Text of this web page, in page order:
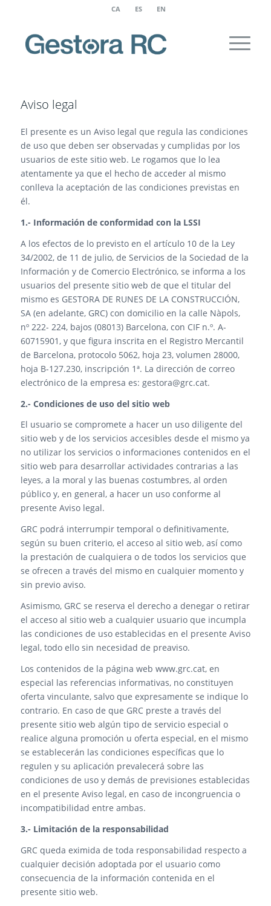
CA ES EN
Aviso legal
El presente es un Aviso legal que regula las condiciones
de uso que deben ser observadas y cumplidas por los
usuarios de este sitio web. Le rogamos que lo lea
atentamente ya que el hecho de acceder al mismo
conlleva la aceptación de las condiciones previstas en
él.
1.- Información de conformidad con la LSSI
A los efectos de lo previsto en el artículo 10 de la Ley
34/2002, de 11 de julio, de Servicios de la Sociedad de la
Información y de Comercio Electrónico, se informa a los
usuarios del presente sitio web de que el titular del
mismo es GESTORA DE RUNES DE LA CONSTRUCCIÓN,
SA (en adelante, GRC) con domicilio en la calle Nàpols,
nº 222- 224, bajos (08013) Barcelona, con CIF n.º. A-
60715901, y que figura inscrita en el Registro Mercantil
de Barcelona, protocolo 5062, hoja 23, volumen 28000,
hoja B-127.230, inscripción 1ª. La dirección de correo
electrónico de la empresa es: gestora@grc.cat.
2.- Condiciones de uso del sitio web
El usuario se compromete a hacer un uso diligente del
sitio web y de los servicios accesibles desde el mismo ya
no utilizar los servicios o informaciones contenidos en el
sitio web para desarrollar actividades contrarias a las
leyes, a la moral y las buenas costumbres, al orden
público y, en general, a hacer un uso conforme al
presente Aviso legal.
GRC podrá interrumpir temporal o definitivamente,
según su buen criterio, el acceso al sitio web, así como
la prestación de cualquiera o de todos los servicios que
se ofrecen a través del mismo en cualquier momento y
sin previo aviso.
Asimismo, GRC se reserva el derecho a denegar o retirar
el acceso al sitio web a cualquier usuario que incumpla
las condiciones de uso establecidas en el presente Aviso
legal, todo ello sin necesidad de preaviso.
Los contenidos de la página web www.grc.cat, en
especial las referencias informativas, no constituyen
oferta vinculante, salvo que expresamente se indique lo
contrario. En caso de que GRC preste a través del
presente sitio web algún tipo de servicio especial o
realice alguna promoción u oferta especial, en el mismo
se establecerán las condiciones específicas que lo
regulen y su aplicación prevalecerá sobre las
condiciones de uso y demás de previsiones establecidas
en el presente Aviso legal, en caso de incongruencia o
incompatibilidad entre ambas.
3.- Limitación de la responsabilidad
GRC queda eximida de toda responsabilidad respecto a
cualquier decisión adoptada por el usuario como
consecuencia de la información contenida en el
presente sitio web.